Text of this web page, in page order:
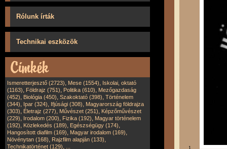
Rólunk írták
Technikai eszközök
Ismeretterjesztő (2723), Mese (1554), Iskolai, oktató
(1163), Földrajz (751), Politika (610), Mezőgazdaság
(452), Biológia (450), Szakoktató (398), Történelem
(344), Ipar (324), Ifjúsági (308), Magyarország földrajza
(303), Életrajz (277), Művészet (251), Képzőművészet
(229), Irodalom (200), Fizika (192), Magyar történelem
(192), Közlekedés (189), Egészségügy (174),
Hangosított diafilm (169), Magyar irodalom (169),
Növénytan (168), Rajzfilm alapján (133),
Technikatörténet (129), 1